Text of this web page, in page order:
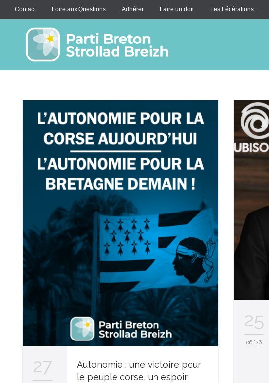
Contact Foire aux Questions Adhérer Faire un don Les Fédérations
27
Autonomie : une victoire pour
le peuple corse, un espoir
25
06 '26